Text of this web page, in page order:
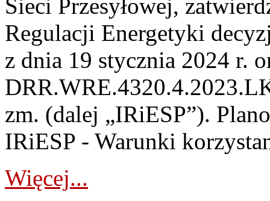
Sieci Przesyłowej,
Regulacji Energetyki
z dnia 19 stycznia 2024 r.
zm. (dalej „IRiESP”).
IRiESP - Warunki
Więcej...